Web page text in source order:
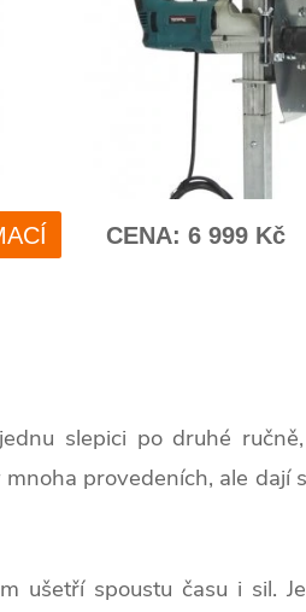
slepici po druhé
provedeních, ale dají
ušetří spoustu času i sil.